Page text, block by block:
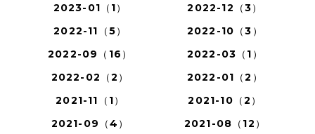
2023-01（1）
2022-12（3）
2022-11（5）
2022-10（3）
2022-09（16）
2022-03（1）
2022-02（2）
2022-01（2）
2021-11（1）
2021-10（2）
2021-09（4）
2021-08（12）